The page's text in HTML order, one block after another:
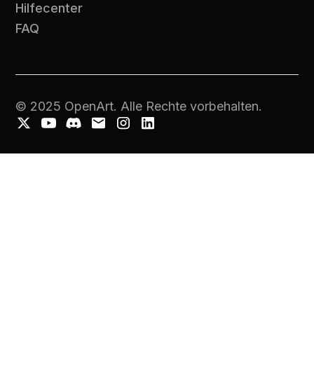
Hilfecenter
FAQ
© 2025 OpenArt. Alle Rechte vorbehalten.